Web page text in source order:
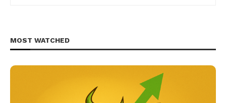
MOST WATCHED